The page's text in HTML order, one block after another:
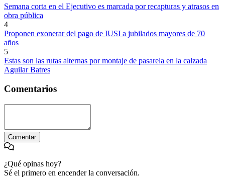
Semana corta en el Ejecutivo es marcada por recapturas y atrasos en
obra pública
4
Proponen exonerar del pago de IUSI a jubilados mayores de 70
años
5
Estas son las rutas alternas por montaje de pasarela en la calzada
Aguilar Batres
Comentarios
Comentar
¿Qué opinas hoy?
Sé el primero en encender la conversación.